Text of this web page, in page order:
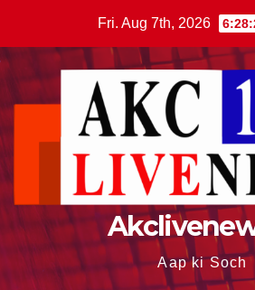
content
Fri. Aug 7th, 2026
Aap ki Soch